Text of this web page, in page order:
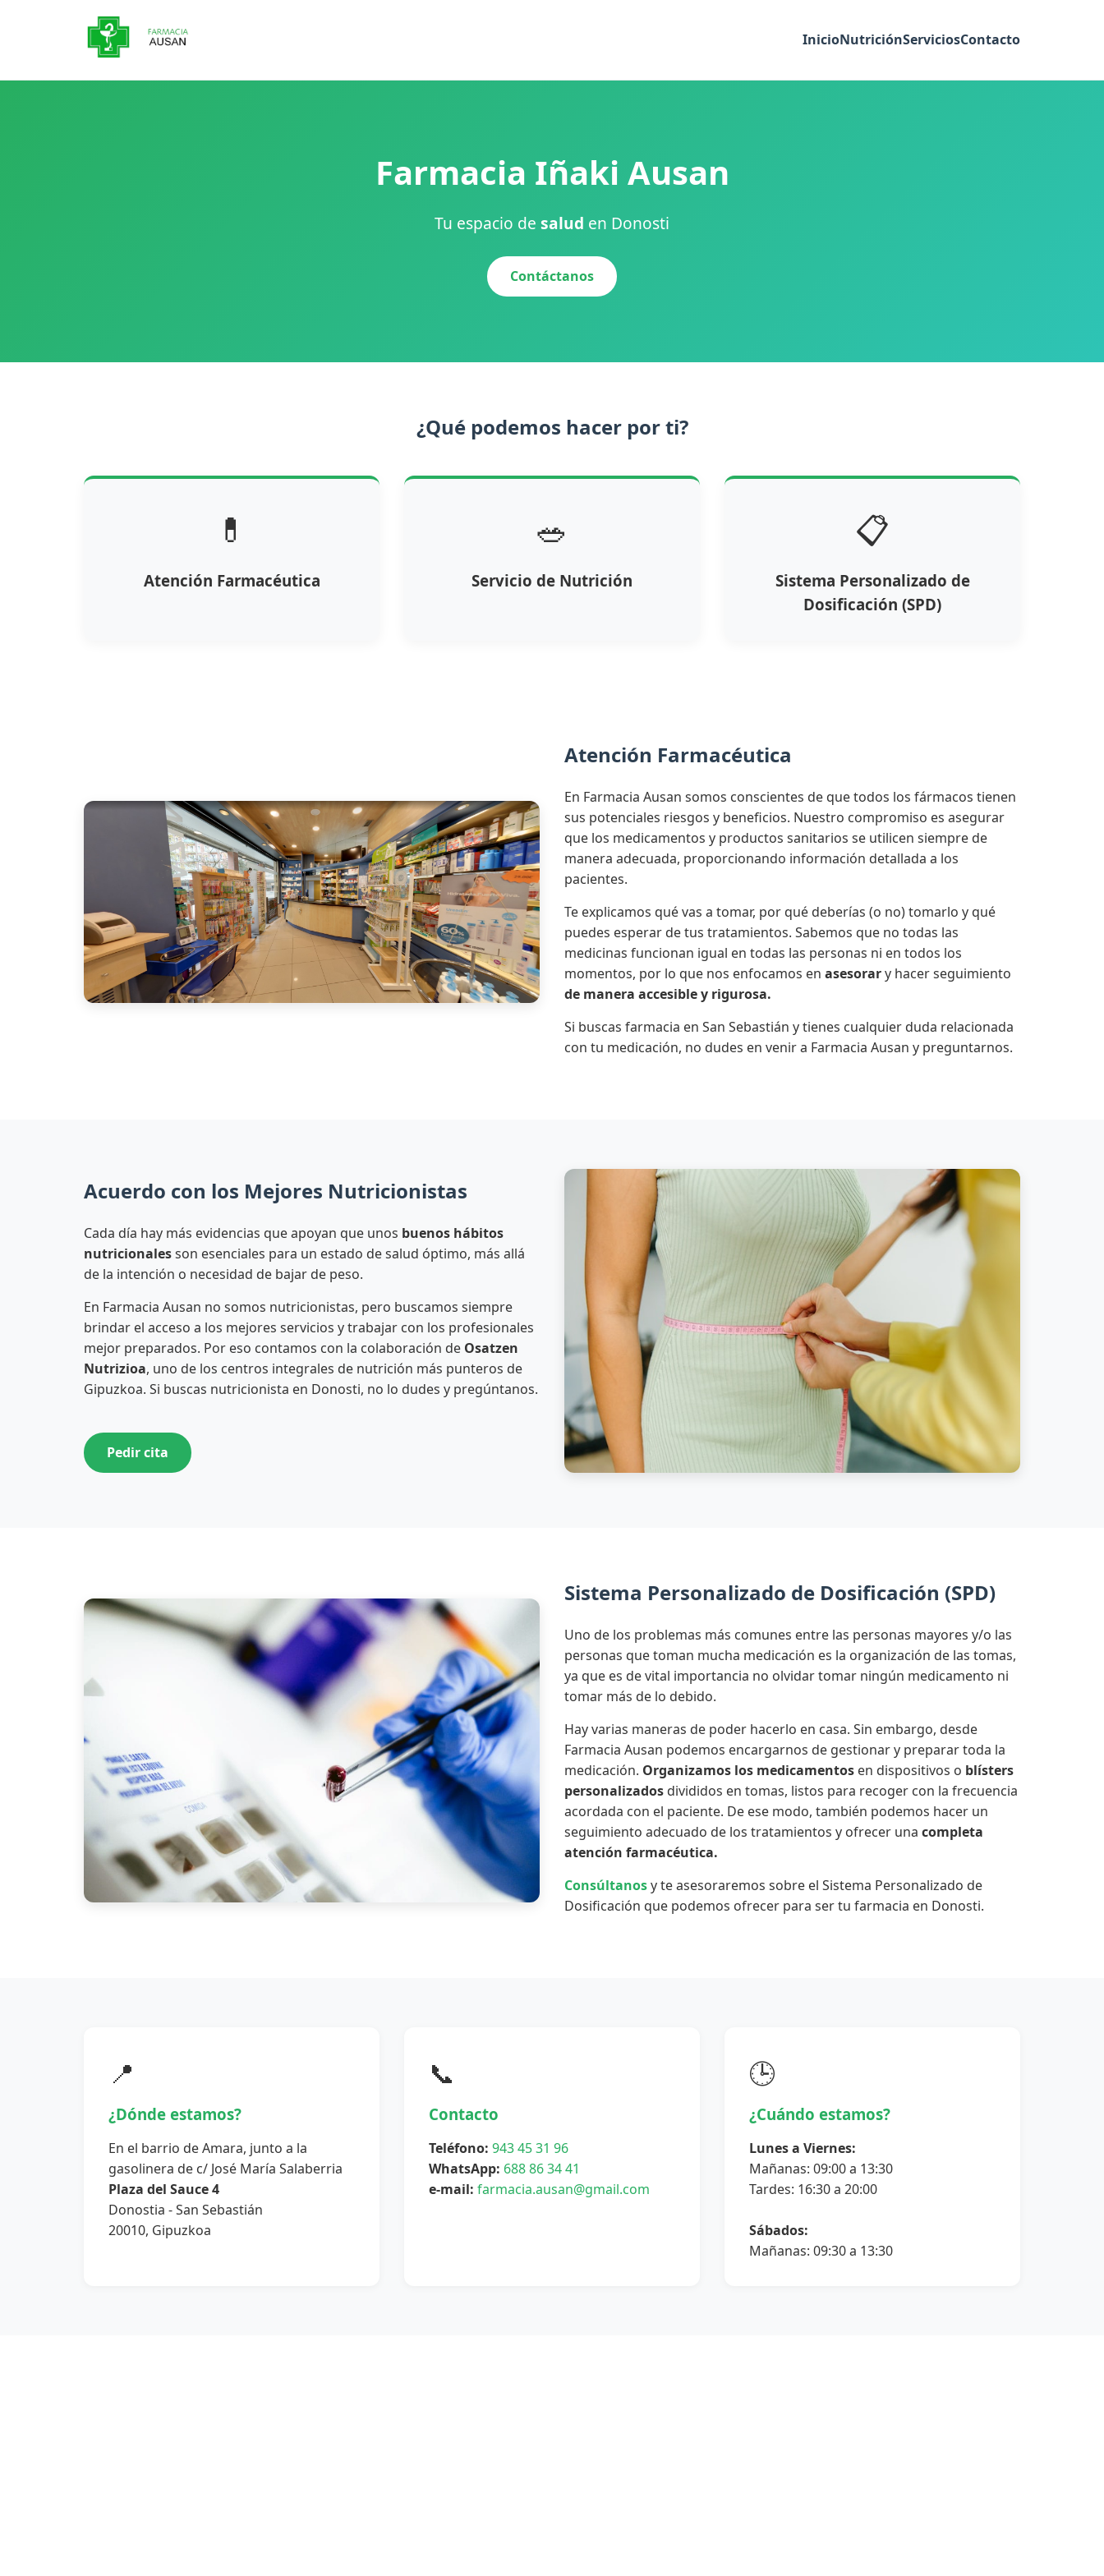
InicioNutriciónServiciosContacto
Farmacia Iñaki Ausan
Tu espacio de salud en Donosti
Contáctanos
¿Qué podemos hacer por ti?
💊
Atención Farmacéutica
🥗
Servicio de Nutrición
📋
Sistema Personalizado de
Dosificación (SPD)
Atención Farmacéutica
En Farmacia Ausan somos conscientes de que todos los fármacos tienen
sus potenciales riesgos y beneficios. Nuestro compromiso es asegurar
que los medicamentos y productos sanitarios se utilicen siempre de
manera adecuada, proporcionando información detallada a los
pacientes.
Te explicamos qué vas a tomar, por qué deberías (o no) tomarlo y qué
puedes esperar de tus tratamientos. Sabemos que no todas las
medicinas funcionan igual en todas las personas ni en todos los
momentos, por lo que nos enfocamos en asesorary hacer seguimiento
de manera accesible y rigurosa.
Si buscas farmacia en San Sebastián y tienes cualquier duda relacionada
con tu medicación, no dudes en venir a Farmacia Ausan y preguntarnos.
Acuerdo con los Mejores Nutricionistas
Cada día hay más evidencias que apoyan que unos buenos hábitos
nutricionalesson esenciales para un estado de salud óptimo, más allá
de la intención o necesidad de bajar de peso.
En Farmacia Ausan no somos nutricionistas, pero buscamos siempre
brindar el acceso a los mejores servicios y trabajar con los profesionales
mejor preparados. Por eso contamos con la colaboración de Osatzen
Nutrizioa, uno de los centros integrales de nutrición más punteros de
Gipuzkoa. Si buscas nutricionista en Donosti, no lo dudes y pregúntanos.
Pedir cita
Sistema Personalizado de Dosificación (SPD)
Uno de los problemas más comunes entre las personas mayores y/o las
personas que toman mucha medicación es la organización de las tomas,
ya que es de vital importancia no olvidar tomar ningún medicamento ni
tomar más de lo debido.
Hay varias maneras de poder hacerlo en casa. Sin embargo, desde
Farmacia Ausan podemos encargarnos de gestionar y preparar toda la
medicación. Organizamos los medicamentos en dispositivos o blísters
personalizados divididos en tomas, listos para recoger con la frecuencia
acordada con el paciente. De ese modo, también podemos hacer un
seguimiento adecuado de los tratamientos y ofrecer una completa
atención farmacéutica.
Consúltanosy te asesoraremos sobre el Sistema Personalizado de
Dosificación que podemos ofrecer para ser tu farmacia en Donosti.
📍
¿Dónde estamos?
En el barrio de Amara, junto a la
gasolinera de c/ José María Salaberria
Plaza del Sauce 4
Donostia - San Sebastián
20010, Gipuzkoa
📞
Contacto
Teléfono: 943 45 31 96
WhatsApp: 688 86 34 41
e-mail: farmacia.ausan@gmail.com
🕒
¿Cuándo estamos?
Lunes a Viernes:
Mañanas: 09:00 a 13:30
Tardes: 16:30 a 20:00
Sábados:
Mañanas: 09:30 a 13:30